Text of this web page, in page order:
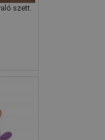
szett.